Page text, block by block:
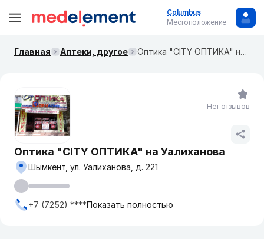
Columbus
Местоположение
Главная Аптеки, другое Оптика "CITY ОПТИКА" на Уалиханова
Оптика "CITY ОПТИКА" на Уалиханова
Шымкент, ул. Уалиханова, д. 221
+7 (7252) ****Показать полностью
Нет отзывов